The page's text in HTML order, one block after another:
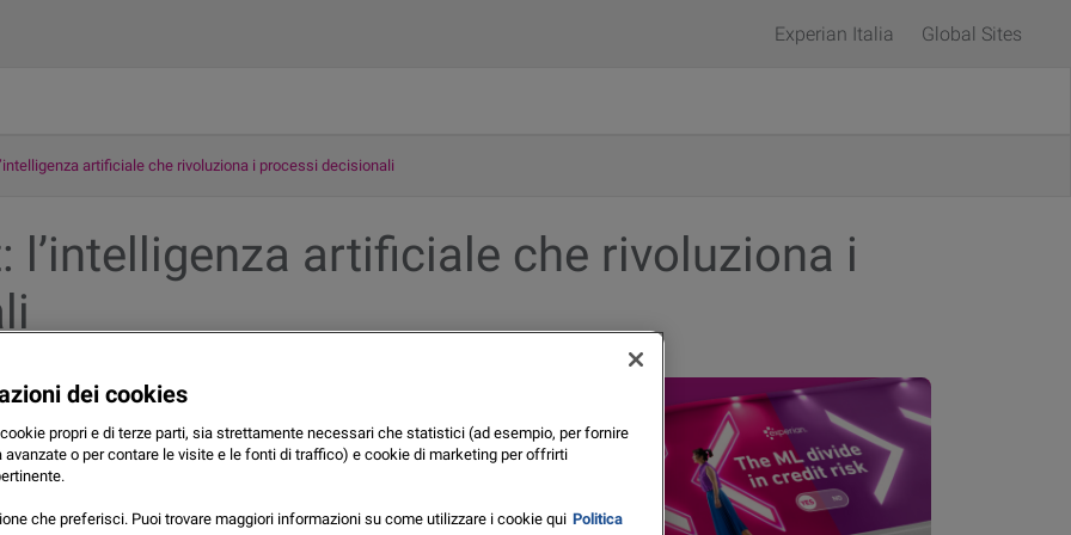
Experian Italia Global Sites
artificiale che rivoluziona i processi decisionali
l’intelligenza artificiale che rivoluziona i
dei cookies
propri e di terze parti, sia strettamente necessari che statistici (ad esempio, per fornire
avanzate o per contare le visite e le fonti di traffico) e cookie di marketing per offrirti
che preferisci. Puoi trovare maggiori informazioni su come utilizzare i cookie qui Politica